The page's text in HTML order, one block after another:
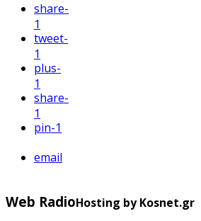
share-
1
tweet-
1
plus-
1
share-
1
pin-1
email
Web RadioHosting by Kosnet.gr